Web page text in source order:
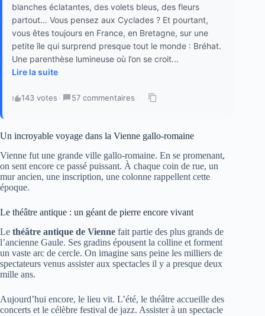
blanches éclatantes, des volets bleus, des fleurs
partout… Vous pensez aux Cyclades ? Et pourtant,
vous êtes toujours en France, en Bretagne, sur une
petite île qui surprend presque tout le monde : Bréhat.
Une parenthèse lumineuse où l’on se croit...
Lire la suite
143 votes · 57 commentaires ·
Un incroyable voyage dans la Vienne gallo-romaine
Vienne fut une grande ville gallo-romaine. En se promenant,
on sent encore ce passé puissant. À chaque coin de rue, un
mur ancien, une inscription, une colonne rappellent cette
époque.
Le théâtre antique : un géant de pierre encore vivant
Le théâtre antique de Vienne fait partie des plus grands de
l’ancienne Gaule. Ses gradins épousent la colline et forment
un vaste arc de cercle. On imagine sans peine les milliers de
spectateurs venus assister aux spectacles il y a presque deux
mille ans.
Aujourd’hui encore, le lieu vit. L’été, le théâtre accueille des
concerts et le célèbre festival de jazz. Assister à un spectacle